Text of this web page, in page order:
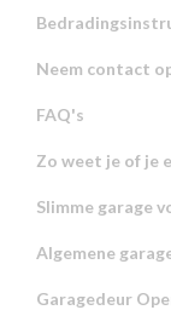
Neem contact
FAQ's
Zo weet je of je
Slimme garage
Algemene
Garagedeur